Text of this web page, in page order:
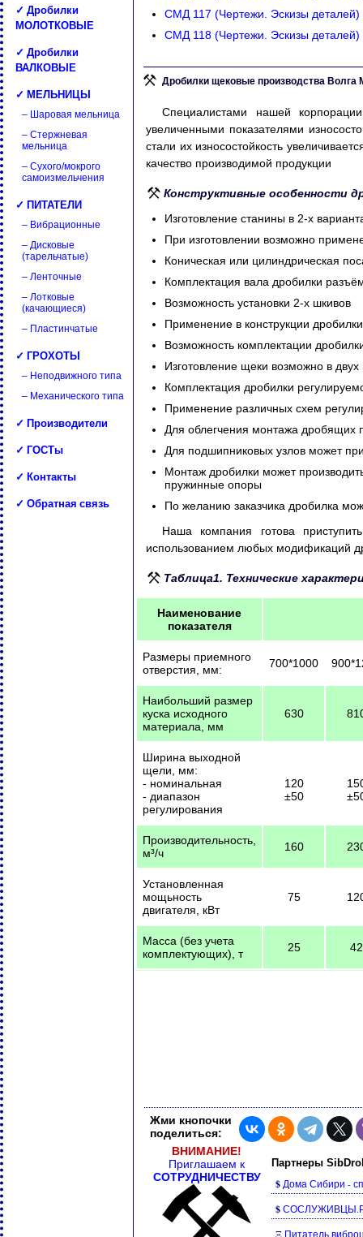
✓ Дробилки
МОЛОТКОВЫЕ
✓ Дробилки
ВАЛКОВЫЕ
✓ МЕЛЬНИЦЫ
– Шаровая мельница
– Стержневая
мельница
– Сухого/мокрого
самоизмельчения
✓ ПИТАТЕЛИ
– Вибрационные
– Дисковые
(тарельчатые)
– Ленточные
– Лотковые
(качающиеся)
– Пластинчатые
✓ ГРОХОТЫ
– Неподвижного типа
– Механического типа
✓ Производители
✓ ГОСТы
✓ Контакты
✓ Обратная связь
СМД 117 (Чертежи. Эскизы деталей)
СМД 118 (Чертежи. Эскизы деталей)
Дробилки щековые производства
Специалистами нашей
увеличенными показателями
стали их износостойкость
качество производимой продукции
Конструктивные особенности
Изготовление станины в 2-х
При изготовлении возможно
Коническая или цилиндрическая
Комплектация вала дробилки
Возможность установки 2-х шкивов
Применение в конструкции
Возможность комплектации
Изготовление щеки возможно в
Комплектация дробилки
Применение различных схем
Для облегчения монтажа дробящих
Для подшипниковых узлов может
Монтаж дробилки может
пружинные опоры
По желанию заказчика дробилка
Наша компания готова
использованием любых модификаций
Таблица1. Технические
Наименование
показателя
Размеры приемного
отверстия, мм:
700*1000
Наибольший размер
куска исходного
материала, мм
630
Ширина выходной
щели, мм:
- номинальная
- диапазон
регулирования
120
±50
Производительность,
м³/ч
160
Установленная
мощьность
двигателя, кВт
75
Масса (без учета
комплектующих), т
25 42
Жми кнопочки
поделиться:
ВНИМАНИЕ!
Приглашаем к
СОТРУДНИЧЕСТВУ
Партнеры
$ Дома Сибири -
$ СОСЛУЖИВЦЫ.РУ
Ξ Питатель